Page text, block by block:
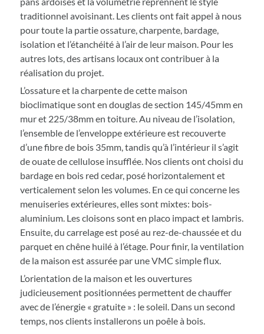
traditionnel avoisinant. Les clients ont fait appel à nous
pour toute la partie ossature, charpente, bardage,
isolation et l’étanchéité à l’air de leur maison. Pour les
autres lots, des artisans locaux ont contribuer à la
réalisation du projet.
L’ossature et la charpente de cette maison
bioclimatique sont en douglas de section 145/45mm en
mur et 225/38mm en toiture. Au niveau de l’isolation,
l’ensemble de l’enveloppe extérieure est recouverte
d’une fibre de bois 35mm, tandis qu’à l’intérieur il s’agit
de ouate de cellulose insufflée. Nos clients ont choisi du
bardage en bois red cedar, posé horizontalement et
verticalement selon les volumes. En ce qui concerne les
menuiseries extérieures, elles sont mixtes: bois-
aluminium. Les cloisons sont en placo impact et lambris.
Ensuite, du carrelage est posé au rez-de-chaussée et du
parquet en chêne huilé à l’étage. Pour finir, la ventilation
de la maison est assurée par une VMC simple flux.
L’orientation de la maison et les ouvertures
judicieusement positionnées permettent de chauffer
avec de l’énergie « gratuite » : le soleil. Dans un second
temps, nos clients installerons un poêle à bois.